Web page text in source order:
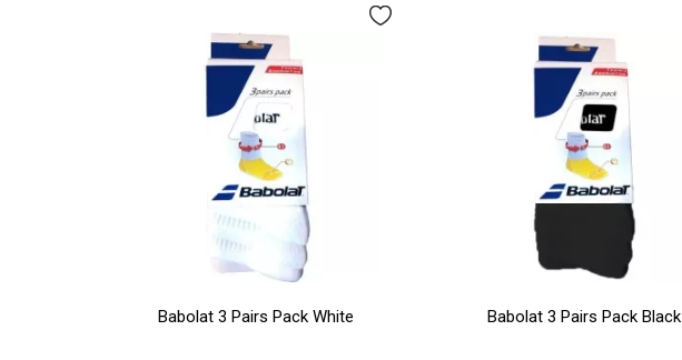
Babolat 3 Pairs Pack White Babolat 3 Pairs Pack Black